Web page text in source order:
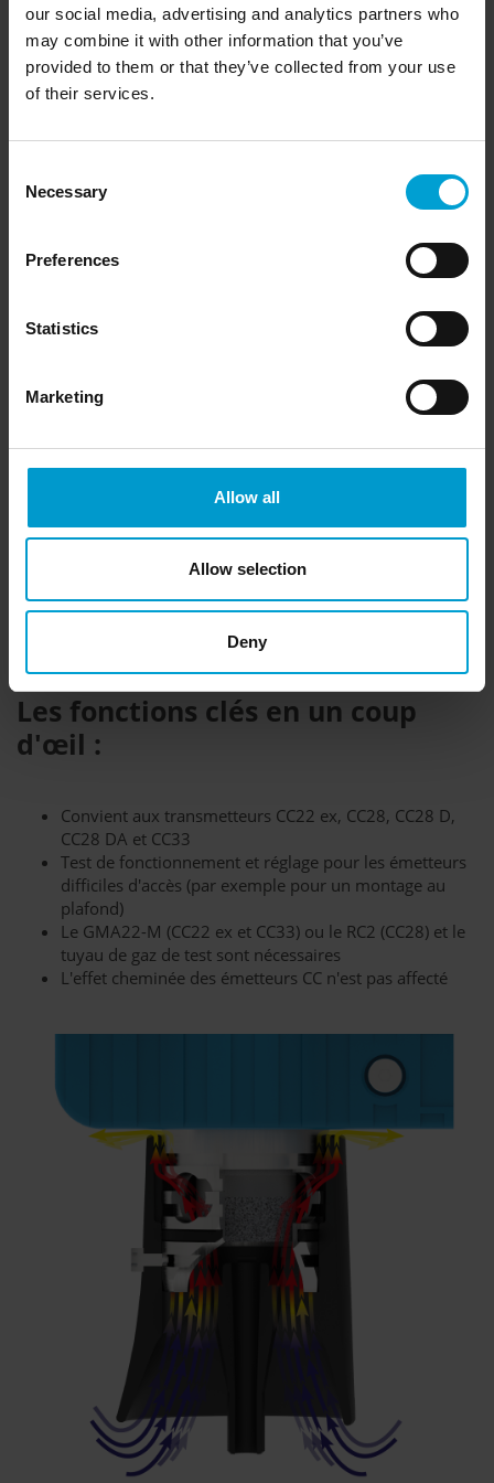
our social media, advertising and analytics partners who
may combine it with other information that you’ve
provided to them or that they’ve collected from your use
of their services.
Selection
Necessary
Preferences
Statistics
Marketing
Allow all
Allow selection
Deny
utilisé conjointement avec la fonction d'étalonnage à
distance du contrôleur GMA22-M (CC22 ex et CC33) ou de la
télécommande RC2 (CC28), l'étalonnage et, si nécessaire, le
réglage peuvent être effectués par un seul technicien.
L'effet cheminée est préservé
L'adaptateur d'étalonnage à distance étant doté de grandes
ouvertures sur le fond, l'alimentation en gaz de prélèvement
n'est pas affectée par l'effet de cheminée. Le gaz
d'échantillonnage passe sans encombre par le tuyau fixé en
permanence dans la chambre de mesure du capteur CC. Les
et CC33 sont conservés et permettent d'avertir à temps des
Les fonctions clés en un coup
d'œil :
Convient aux transmetteurs CC22 ex, CC28, CC28 D,
CC28 DA et CC33
Test de fonctionnement et réglage pour les émetteurs
difficiles d'accès (par exemple pour un montage au
plafond)
Le GMA22-M (CC22 ex et CC33) ou le RC2 (CC28) et le
tuyau de gaz de test sont nécessaires
L'effet cheminée des émetteurs CC n'est pas affecté